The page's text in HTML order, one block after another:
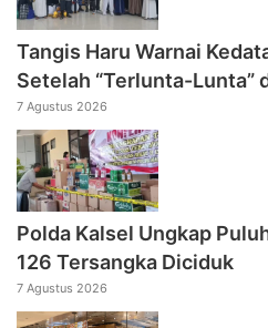
Tangis Haru Warnai
Setelah “Terlunta-Lunta”
7 Agustus 2026
Polda Kalsel Ungkap
126 Tersangka Diciduk
7 Agustus 2026